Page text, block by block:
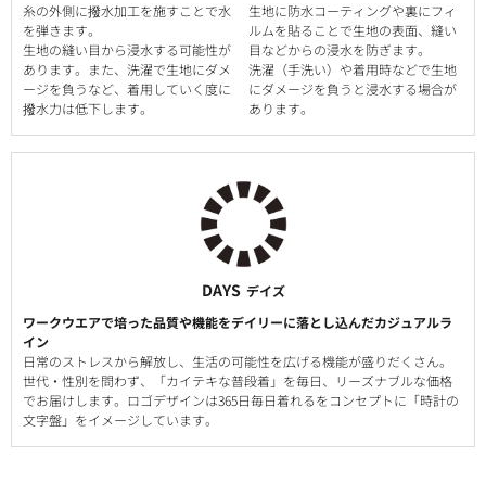
糸の外側に撥水加工を施すことで水
を弾きます。
生地の縫い目から浸水する可能性が
あります。また、洗濯で生地にダメ
ージを負うなど、着用していく度に
撥水力は低下します。
生地に防水コーティングや裏にフィ
ルムを貼ることで生地の表面、縫い
目などからの浸水を防ぎます。
洗濯（手洗い）や着用時などで生地
にダメージを負うと浸水する場合が
あります。
DAYS デイズ
ワークウエアで培った品質や機能をデイリーに落とし込んだカジュアルラ
イン
日常のストレスから解放し、生活の可能性を広げる機能が盛りだくさん。
世代・性別を問わず、「カイテキな普段着」を毎日、リーズナブルな価格
でお届けします。ロゴデザインは365日毎日着れるをコンセプトに「時計の
文字盤」をイメージしています。